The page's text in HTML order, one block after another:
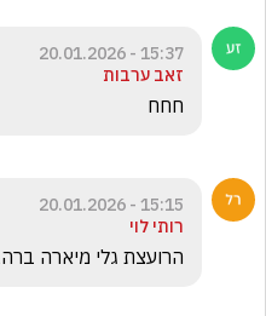
15:37 - 20.01.2026
זאב ערבות
חחח
15:15 - 20.01.2026
רותי לוי
הרועצת גלי מיארה